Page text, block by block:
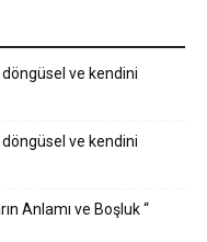
ve kendini
ve kendini
Anlamı ve Boşluk “